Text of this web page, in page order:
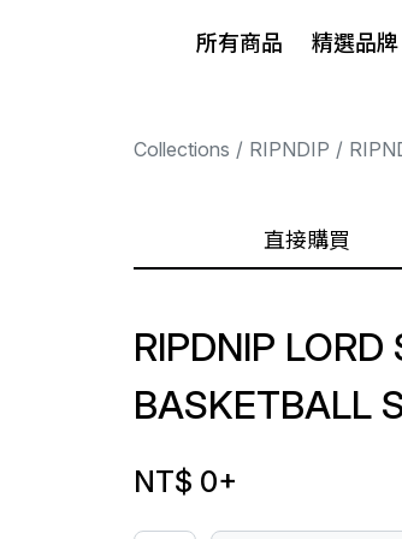
所有商品 精選品牌
Collections RIPNDIP
直接購買
RIPDNIP LORD
BASKETBALL
NT$ 0+